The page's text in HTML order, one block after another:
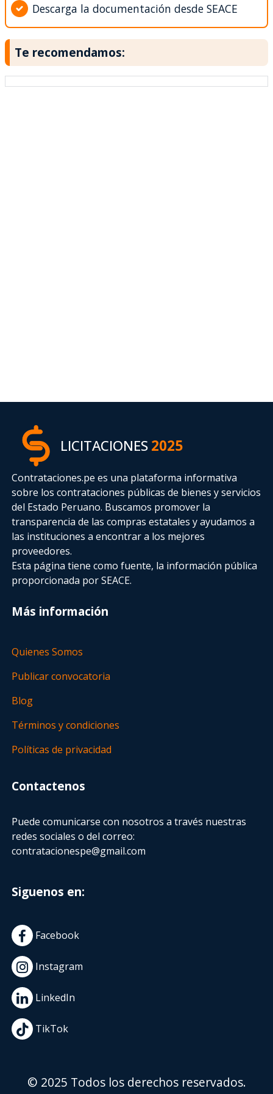
Descarga la documentación desde SEACE
Te recomendamos:
LICITACIONES2025
Contrataciones.pe es una plataforma informativa
sobre los contrataciones públicas de bienes y servicios
del Estado Peruano. Buscamos promover la
transparencia de las compras estatalesy ayudamos a
las instituciones a encontrar a los mejores
proveedores.
Esta página tiene como fuente, la información pública
proporcionada por SEACE.
Más información
Quienes Somos
Publicar convocatoria
Blog
Términos y condiciones
Políticas de privacidad
Contactenos
Puede comunicarse con nosotros a través nuestras
redes sociales o del correo:
contratacionespe@gmail.com
Siguenos en:
Facebook
Instagram
LinkedIn
TikTok
© 2025 Todos los derechos reservados.